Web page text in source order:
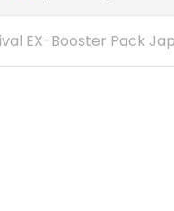
EX-Booster Pack